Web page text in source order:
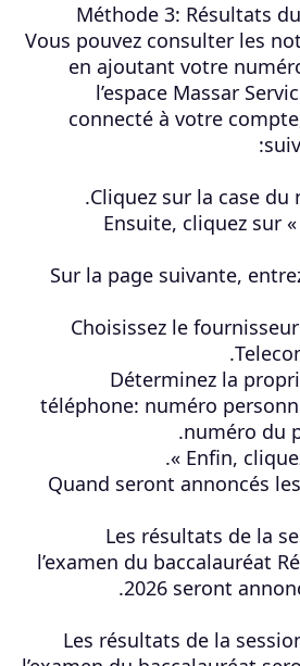
Méthode 3: Résultats
Vous pouvez consulter les
en ajoutant votre
l’espace Massar
connecté à votre
Cliquez sur la case du
Ensuite, cliquez sur
Sur la page suivante,
Choisissez le
Déterminez la
téléphone: numéro
numéro du
Enfin,
Quand seront annoncés
Les résultats de la
l’examen du baccalauréat
2026 seront
Les résultats de la